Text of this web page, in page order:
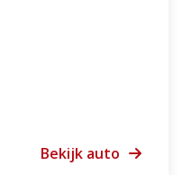
Bekijk auto